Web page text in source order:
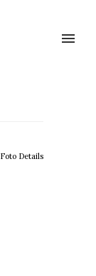
Foto Details